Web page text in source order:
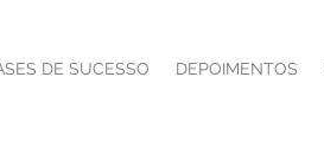
DE SUCESSO DEPOIMENTOS